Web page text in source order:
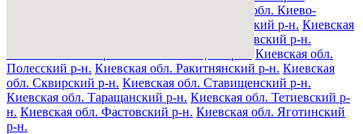
Киевская обл. Киево-
Киевская обл. Макаровский р-н. Киевская
Киевская обл. Обуховский р-н.
Киевская обл.
Полесский р-н. Киевская обл. Ракитнянский р-н. Киевская
обл. Сквирский р-н. Киевская обл. Ставищенский р-н.
Киевская обл. Таращанский р-н. Киевская обл. Тетиевский р-
н. Киевская обл. Фастовский р-н. Киевская обл. Яготинский
р-н.